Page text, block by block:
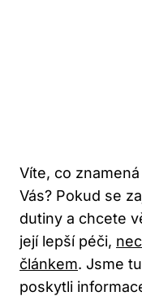
Víte, co
Vás? Pokud se
dutiny a chcete
její lepší péči,
článkem. Jsme
poskytli